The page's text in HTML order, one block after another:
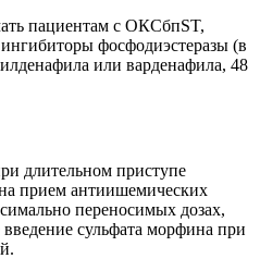
пациентам с ОКСбпST,
фосфодиэстеразы (в
или варденафила, 48
длительном приступе
прием антиишемичес­ких
переносимых дозах,
сульфата морфина при